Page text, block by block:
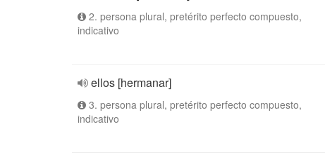
2. persona plural, pretérito perfecto compuesto,
indicativo
ellos [hermanar]
3. persona plural, pretérito perfecto compuesto,
indicativo